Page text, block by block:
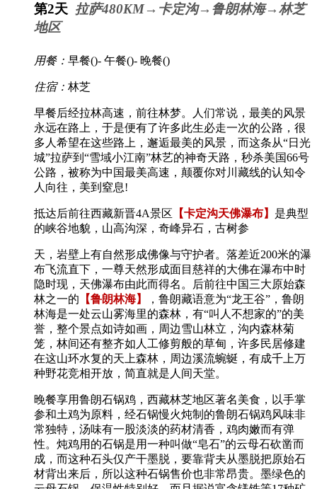
第2天 拉萨480KM→卡定沟→鲁朗林海→林芝
地区
用餐： 早餐()- 午餐()- 晚餐()
住宿： 林芝
早餐后经拉林高速，前往林梦。人们常说，最美的风景
永远在路上，于是便有了许多此生必走一次的公路，很
多人希望在这些路上，邂逅最美的风景，而这条从“日光
城”拉萨到“雪域小江南”林艺的神奇天路，秒杀美国66号
公路，被称为中国最美高速，颠覆你对川藏线的认知令
人向往，美到窒息!
抵达后前往西藏新晋4A景区 【卡定沟天佛瀑布】 是典型
的峡谷地貌，山高沟深，奇峰异石，古树参
天，岩壁上有自然形成佛像与守护者。落差近200米的瀑
布飞流直下，一尊天然形成面目慈祥的大佛在瀑布中时
隐时现，天佛瀑布由此而得名。后前往中国三大原始森
林之一的 【鲁朗林海】
，鲁朗藏语意为“龙王谷”，鲁朗
林海是一处云山雾海里的森林，有“叫人不想家的”的美
誉，整个景点如诗如画，周边雪山林立，沟内森林菊
笼，林间还有整齐如人工修剪般的草甸，许多民居修建
在这山环水复的天上森林，周边溪流蜿蜒，有成千上万
种野花竞相开放，简直就是人间天堂。
晚餐享用鲁朗石锅鸡，西藏林芝地区著名美食，以手掌
参和土鸡为原料，经石锅慢火炖制的鲁朗石锅鸡风味非
常独特，汤味有一股淡淡的药材清香，鸡肉嫩而有弹
性。炖鸡用的石锅是用一种叫做“皂石”的云母石砍凿而
成，而这种石头仅产干墨脱，要靠背夫从墨脱把原始石
材背出来后，所以这种石锅售价也非常昂贵。墨绿色的